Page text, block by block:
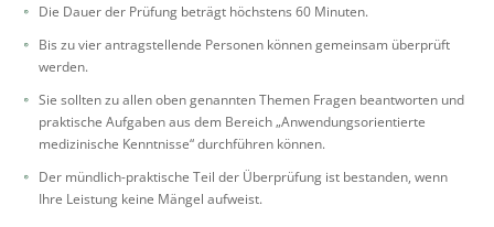
Die Dauer der Prüfung beträgt höchstens 60 Minuten.
Bis zu vier antragstellende Personen können gemeinsam überprüft
werden.
Sie sollten zu allen oben genannten Themen Fragen beantworten und
praktische Aufgaben aus dem Bereich „Anwendungsorientierte
medizinische Kenntnisse“ durchführen können.
Der mündlich-praktische Teil der Überprüfung ist bestanden, wenn
Ihre Leistung keine Mängel aufweist.